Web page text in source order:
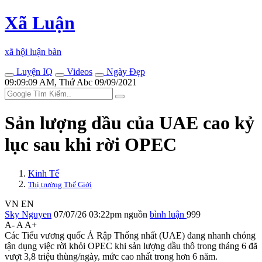
Xã Luận
xã hội luận bàn
Luyện IQ
Videos
Ngày Đẹp
09:09:09 AM, Thứ Abc 09/09/2021
Sản lượng dầu của UAE cao kỷ
lục sau khi rời OPEC
Kinh Tế
Thị trường Thế Giới
VN EN
Sky Nguyen 07/07/26 03:22pm nguồn bình luận 999
A- A A+
Các Tiểu vương quốc Ả Rập Thống nhất (UAE) đang nhanh chóng
tận dụng việc rời khỏi OPEC khi sản lượng dầu thô trong tháng 6 đã
vượt 3,8 triệu thùng/ngày, mức cao nhất trong hơn 6 năm.